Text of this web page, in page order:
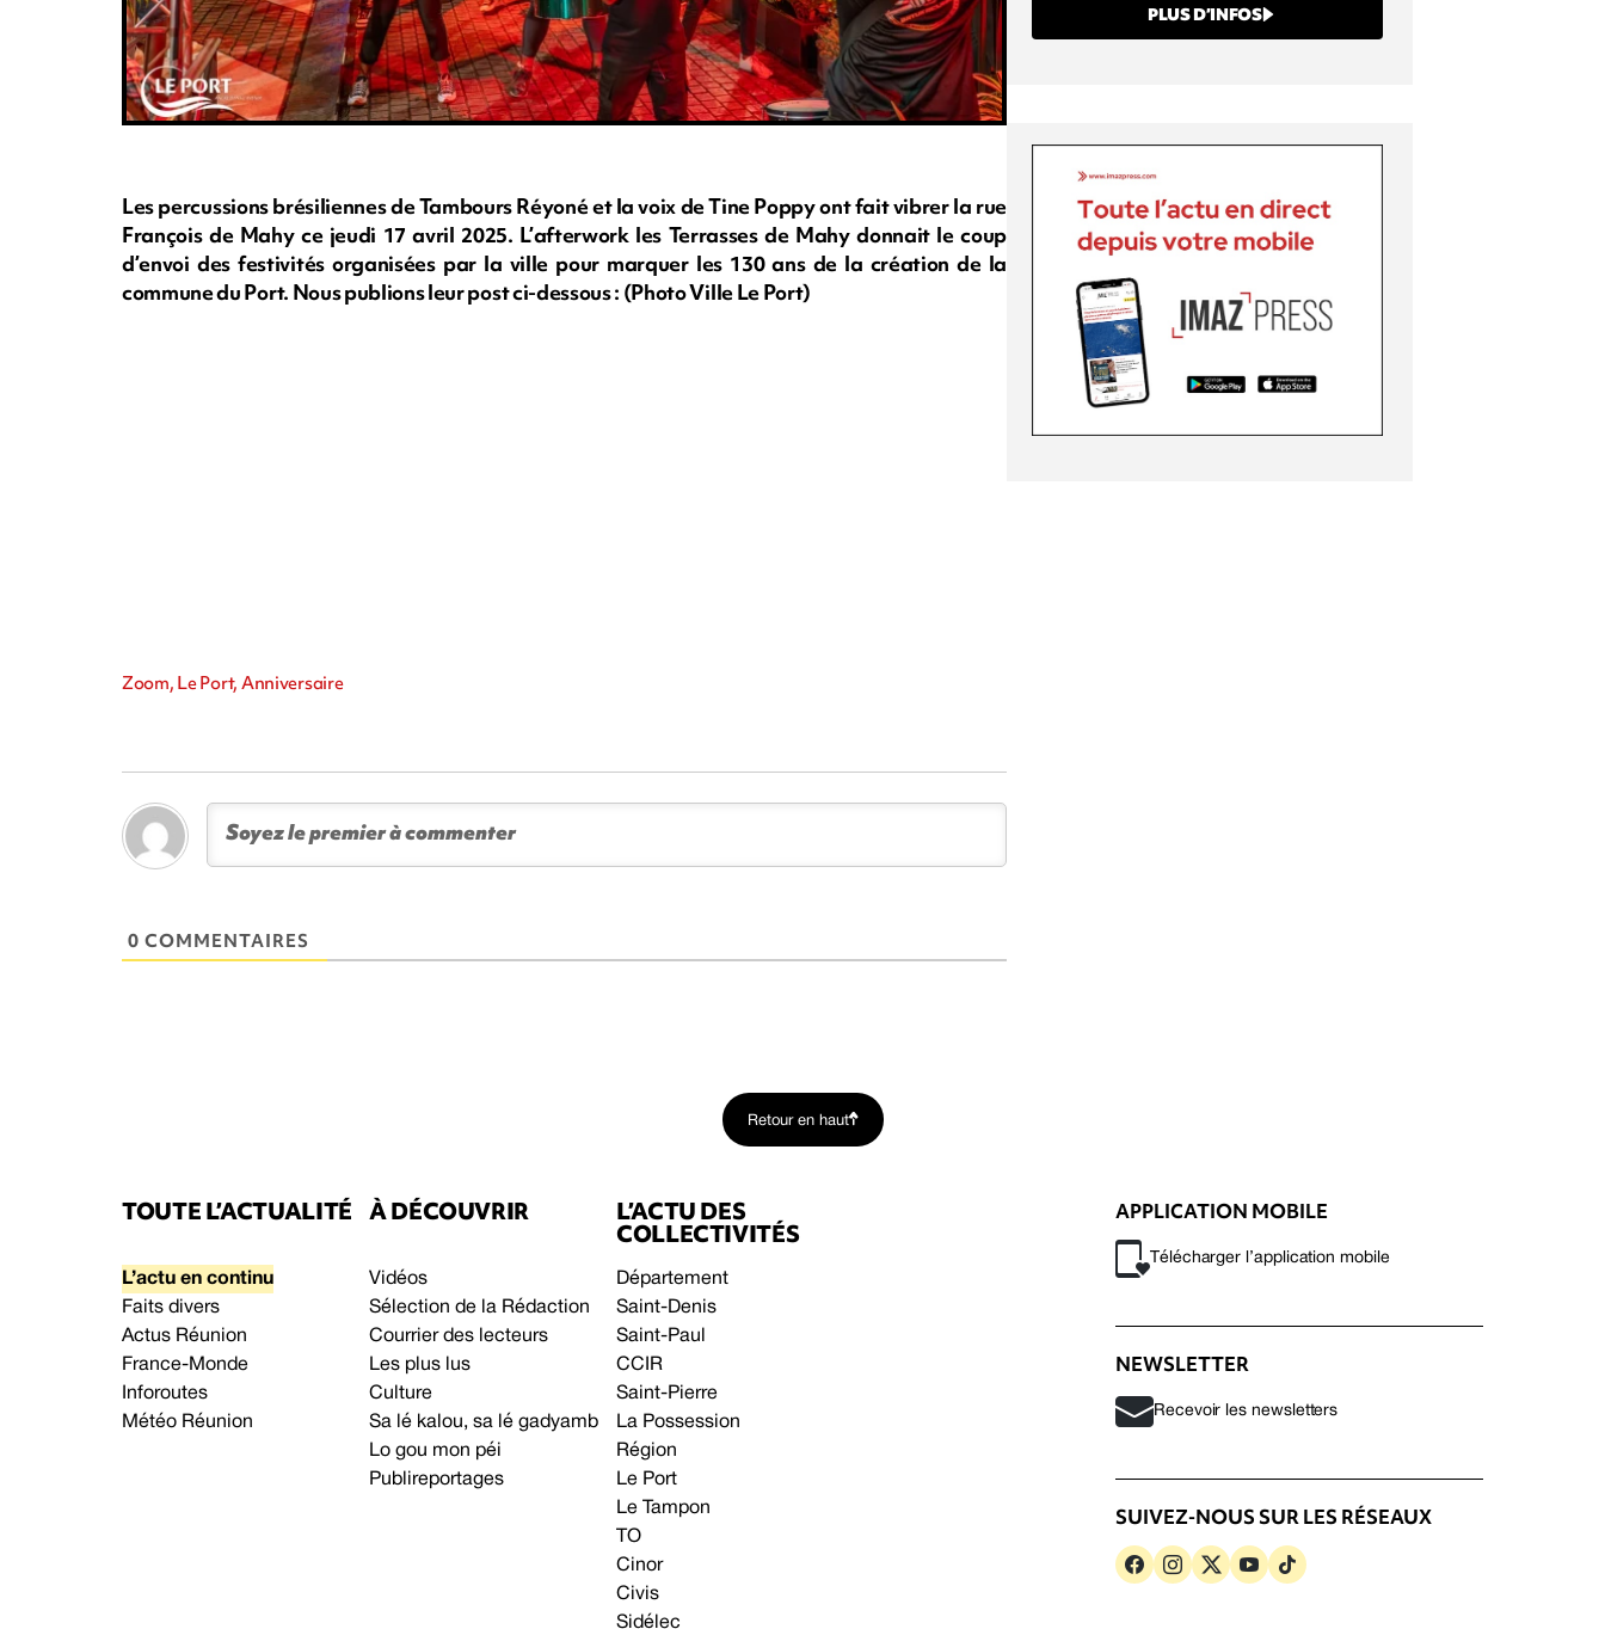
Les percussions brésiliennes de Tambours Réyoné et la voix de Tine Poppy ont fait vibrer la rue
François de Mahy ce jeudi 17 avril 2025. L’afterwork les Terrasses de Mahy donnait le coup
d’envoi des festivités organisées par la ville pour marquer les 130 ans de la création de la
commune du Port. Nous publions leur post ci-dessous : (Photo Ville Le Port)
Zoom, Le Port, Anniversaire
0 COMMENTAIRES
PLUS D’INFOS
Retour en haut
TOUTE L’ACTUALITÉ
L’actu en continu
Faits divers
Actus Réunion
France-Monde
Inforoutes
Météo Réunion
À DÉCOUVRIR
Vidéos
Sélection de la Rédaction
Courrier des lecteurs
Les plus lus
Culture
Sa lé kalou, sa lé gadyamb
Lo gou mon péi
Publireportages
L’ACTU DES
COLLECTIVITÉS
Département
Saint-Denis
Saint-Paul
CCIR
Saint-Pierre
La Possession
Région
Le Port
Le Tampon
TO
Cinor
Civis
Sidélec
APPLICATION MOBILE
Télécharger l’application mobile
NEWSLETTER
Recevoir les newsletters
SUIVEZ-NOUS SUR LES RÉSEAUX